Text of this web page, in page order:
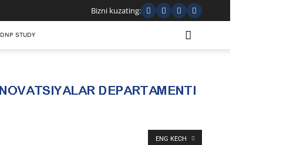
Bizni kuzating:
DNP STUDY
ENG KECH